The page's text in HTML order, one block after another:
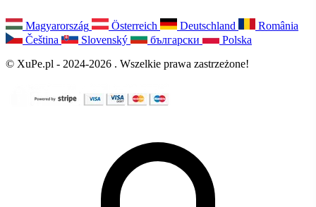
Magyarország Österreich Deutschland
România
Čeština
Slovenský български
Polska
© XuPe.pl - 2024-2026 . Wszelkie prawa zastrzeżone!